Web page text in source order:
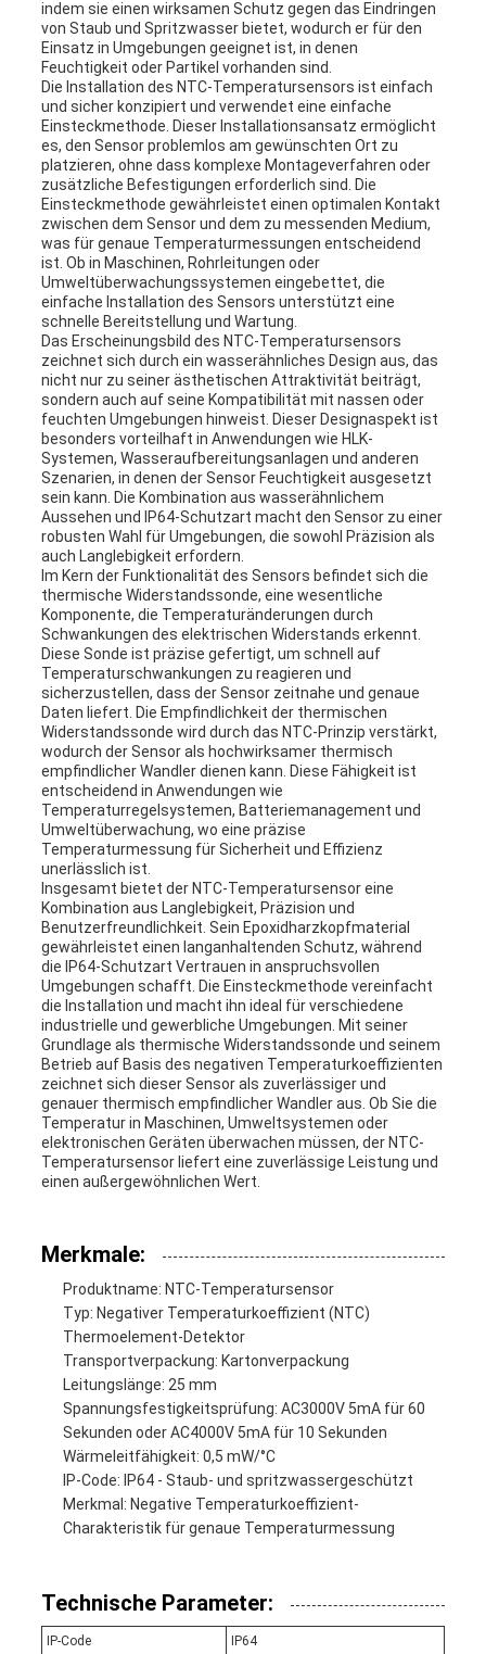
indem sie einen wirksamen Schutz gegen das Eindringen
von Staub und Spritzwasser bietet, wodurch er für den
Einsatz in Umgebungen geeignet ist, in denen
Feuchtigkeit oder Partikel vorhanden sind.
Die Installation des NTC-Temperatursensors ist einfach
und sicher konzipiert und verwendet eine einfache
Einsteckmethode. Dieser Installationsansatz ermöglicht
es, den Sensor problemlos am gewünschten Ort zu
platzieren, ohne dass komplexe Montageverfahren oder
zusätzliche Befestigungen erforderlich sind. Die
Einsteckmethode gewährleistet einen optimalen Kontakt
zwischen dem Sensor und dem zu messenden Medium,
was für genaue Temperaturmessungen entscheidend
ist. Ob in Maschinen, Rohrleitungen oder
Umweltüberwachungssystemen eingebettet, die
einfache Installation des Sensors unterstützt eine
schnelle Bereitstellung und Wartung.
Das Erscheinungsbild des NTC-Temperatursensors
zeichnet sich durch ein wasserähnliches Design aus, das
nicht nur zu seiner ästhetischen Attraktivität beiträgt,
sondern auch auf seine Kompatibilität mit nassen oder
feuchten Umgebungen hinweist. Dieser Designaspekt ist
besonders vorteilhaft in Anwendungen wie HLK-
Systemen, Wasseraufbereitungsanlagen und anderen
Szenarien, in denen der Sensor Feuchtigkeit ausgesetzt
sein kann. Die Kombination aus wasserähnlichem
Aussehen und IP64-Schutzart macht den Sensor zu einer
robusten Wahl für Umgebungen, die sowohl Präzision als
auch Langlebigkeit erfordern.
Im Kern der Funktionalität des Sensors befindet sich die
thermische Widerstandssonde, eine wesentliche
Komponente, die Temperaturänderungen durch
Schwankungen des elektrischen Widerstands erkennt.
Diese Sonde ist präzise gefertigt, um schnell auf
Temperaturschwankungen zu reagieren und
sicherzustellen, dass der Sensor zeitnahe und genaue
Daten liefert. Die Empfindlichkeit der thermischen
Widerstandssonde wird durch das NTC-Prinzip verstärkt,
wodurch der Sensor als hochwirksamer thermisch
empfindlicher Wandler dienen kann. Diese Fähigkeit ist
entscheidend in Anwendungen wie
Temperaturregelsystemen, Batteriemanagement und
Umweltüberwachung, wo eine präzise
Temperaturmessung für Sicherheit und Effizienz
unerlässlich ist.
Insgesamt bietet der NTC-Temperatursensor eine
Kombination aus Langlebigkeit, Präzision und
Benutzerfreundlichkeit. Sein Epoxidharzkopfmaterial
gewährleistet einen langanhaltenden Schutz, während
die IP64-Schutzart Vertrauen in anspruchsvollen
Umgebungen schafft. Die Einsteckmethode vereinfacht
die Installation und macht ihn ideal für verschiedene
industrielle und gewerbliche Umgebungen. Mit seiner
Grundlage als thermische Widerstandssonde und seinem
Betrieb auf Basis des negativen Temperaturkoeffizienten
zeichnet sich dieser Sensor als zuverlässiger und
genauer thermisch empfindlicher Wandler aus. Ob Sie die
Temperatur in Maschinen, Umweltsystemen oder
elektronischen Geräten überwachen müssen, der NTC-
Temperatursensor liefert eine zuverlässige Leistung und
einen außergewöhnlichen Wert.
Merkmale:
Produktname: NTC-Temperatursensor
Typ: Negativer Temperaturkoeffizient (NTC)
Thermoelement-Detektor
Transportverpackung: Kartonverpackung
Leitungslänge: 25 mm
Spannungsfestigkeitsprüfung: AC3000V 5mA für 60
Sekunden oder AC4000V 5mA für 10 Sekunden
Wärmeleitfähigkeit: 0,5 mW/°C
IP-Code: IP64 - Staub- und spritzwassergeschützt
Merkmal: Negative Temperaturkoeffizient-
Charakteristik für genaue Temperaturmessung
Technische Parameter:
IP-Code IP64